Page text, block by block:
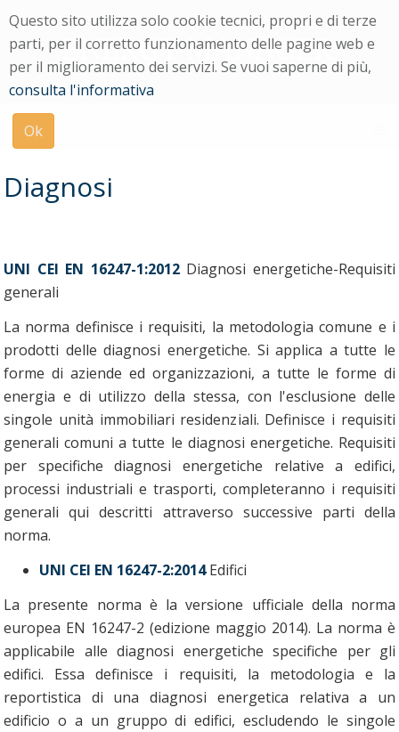
Questo sito utilizza solo cookie tecnici, propri e di terze
parti, per il corretto funzionamento delle pagine web e
per il miglioramento dei servizi. Se vuoi saperne di più,
consulta l'informativa
Ok
Menu
di
navigazione
Modulo
ricerca
su
uniPi
Diagnosi
UNI CEI EN 16247-1:2012 Diagnosi energetiche-Requisiti
generali
La norma definisce i requisiti, la metodologia comune e i
prodotti delle diagnosi energetiche. Si applica a tutte le
forme di aziende ed organizzazioni, a tutte le forme di
energia e di utilizzo della stessa, con l'esclusione delle
singole unità immobiliari residenziali. Definisce i requisiti
generali comuni a tutte le diagnosi energetiche. Requisiti
per specifiche diagnosi energetiche relative a edifici,
processi industriali e trasporti, completeranno i requisiti
generali qui descritti attraverso successive parti della
norma.
UNI CEI EN 16247-2:2014 Edifici
La presente norma è la versione ufficiale della norma
europea EN 16247-2 (edizione maggio 2014). La norma è
applicabile alle diagnosi energetiche specifiche per gli
edifici. Essa definisce i requisiti, la metodologia e la
reportistica di una diagnosi energetica relativa a un
edificio o a un gruppo di edifici, escludendo le singole